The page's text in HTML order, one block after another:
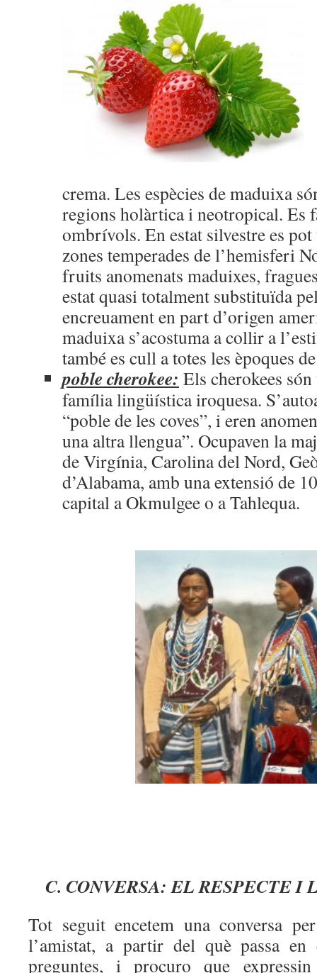
crema. Les espècies de maduixa
regions holàrtica i neotropical. Es
ombrívols. En estat silvestre es
zones temperades de l’hemisferi
fruits anomenats maduixes,
estat quasi totalment substituïda
encreuament en part d’origen
maduixa s’acostuma a collir a
també es cull a totes les èpoques
poble cherokee: Els cherokees
família lingüística iroquesa.
“poble de les coves”, i eren
una altra llengua”. Ocupaven la
de Virgínia, Carolina del Nord,
d’Alabama, amb una extensió de
capital a Okmulgee o a Tahlequa.
C. CONVERSA: EL RESPECTE I
Tot seguit encetem una conversa
l’amistat, a partir del què passa
preguntes, i procuro que